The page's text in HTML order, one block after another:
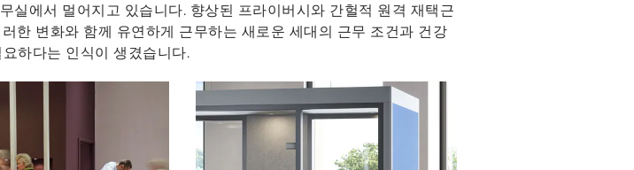
에서 멀어지고 있습니다. 향상된 프라이버시와 간헐적 원격 재택근
한 변화와 함께 유연하게 근무하는 새로운 세대의 근무 조건과 건강
하다는 인식이 생겼습니다.